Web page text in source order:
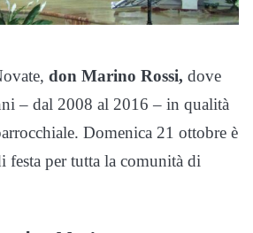
don Marino Rossi, dove
– dal 2008 al 2016 – in qualità
Domenica 21 ottobre è
festa per tutta la comunità di